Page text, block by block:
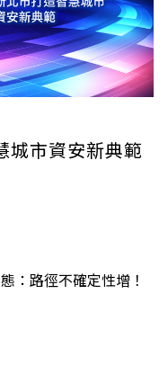
城市資安新典範
：路徑不確定性增！